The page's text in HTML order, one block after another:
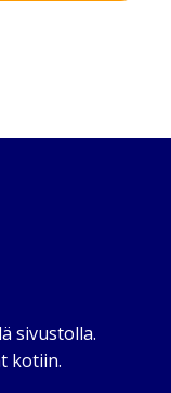
sivustolla.
kotiin.